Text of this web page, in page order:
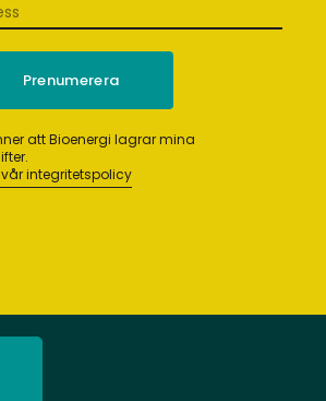
att Bioenergi lagrar mina
integritetspolicy